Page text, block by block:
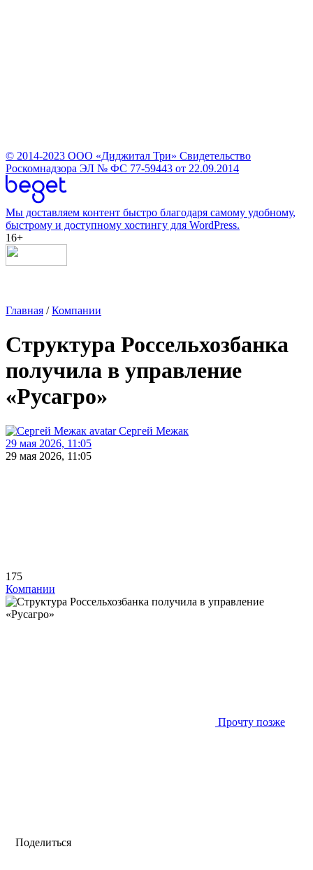
© 2014-2023 ООО «Диджитал Три» Свидетельство
Роскомнадзора ЭЛ № ФС 77-59443 от 22.09.2014
Мы доставляем контент быстро благодаря самому удобному,
быстрому и доступному хостингу для WordPress.
16+
Главная /Компании
Структура Россельхозбанка
получила в управление
«Русагро»
Сергей Межак
29 мая 2026, 11:05
29 мая 2026, 11:05
175
Компании
Прочту позже
Поделиться